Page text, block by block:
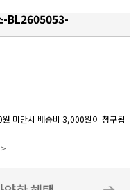
-BL2605053-
미만시 배송비 3,000원이 청구됩